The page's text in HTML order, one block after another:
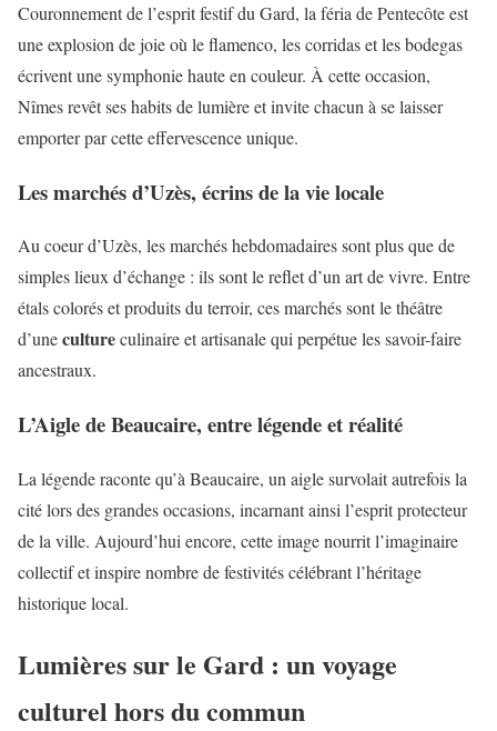
Couronnement de l’esprit festif du Gard, la féria de Pentecôte est
une explosion de joie où le flamenco, les corridas et les bodegas
écrivent une symphonie haute en couleur. À cette occasion,
Nîmes revêt ses habits de lumière et invite chacun à se laisser
emporter par cette effervescence unique.
Les marchés d’Uzès, écrins de la vie locale
Au coeur d’Uzès, les marchés hebdomadaires sont plus que de
simples lieux d’échange : ils sont le reflet d’un art de vivre. Entre
étals colorés et produits du terroir, ces marchés sont le théâtre
d’unecultureculinaire et artisanale qui perpétue les savoir-faire
ancestraux.
L’Aigle de Beaucaire, entre légende et réalité
La légende raconte qu’à Beaucaire, un aigle survolait autrefois la
cité lors des grandes occasions, incarnant ainsi l’esprit protecteur
de la ville. Aujourd’hui encore, cette image nourrit l’imaginaire
collectif et inspire nombre de festivités célébrant l’héritage
historique local.
Lumières sur le Gard : un voyage
culturel hors du commun